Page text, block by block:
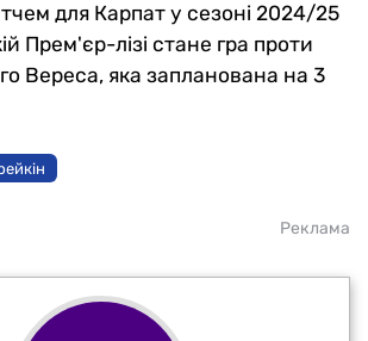
для Карпат у сезоні 2024/25
Прем'єр-лізі стане гра проти
Вереса, яка запланована на 3
Реклама